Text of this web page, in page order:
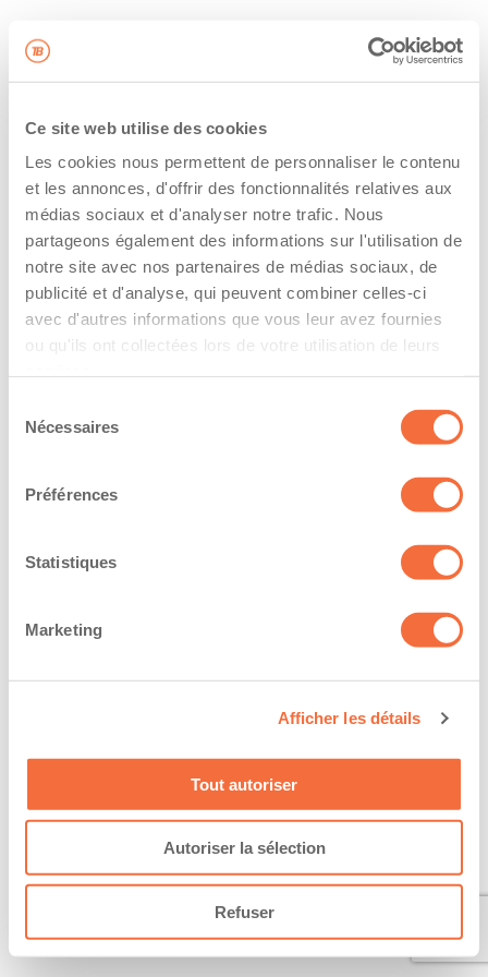
Ce site web utilise des cookies
Les cookies nous permettent de personnaliser le contenu
et les annonces, d'offrir des fonctionnalités relatives aux
médias sociaux et d'analyser notre trafic. Nous
partageons également des informations sur l'utilisation de
notre site avec nos partenaires de médias sociaux, de
publicité et d'analyse, qui peuvent combiner celles-ci
avec d'autres informations que vous leur avez fournies
ou qu'ils ont collectées lors de votre utilisation de leurs
Nécessaires
Préférences
Statistiques
Marketing
Afficher les détails
Tout autoriser
Autoriser la sélection
Refuser